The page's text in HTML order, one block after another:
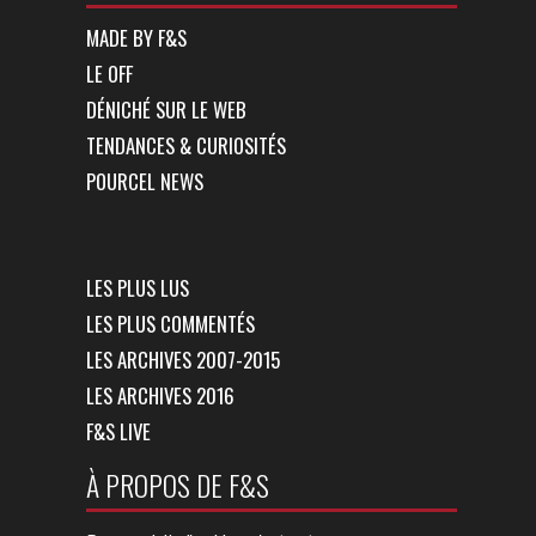
MADE BY F&S
LE OFF
DÉNICHÉ SUR LE WEB
TENDANCES & CURIOSITÉS
POURCEL NEWS
LES PLUS LUS
LES PLUS COMMENTÉS
LES ARCHIVES 2007-2015
LES ARCHIVES 2016
F&S LIVE
À PROPOS DE F&S